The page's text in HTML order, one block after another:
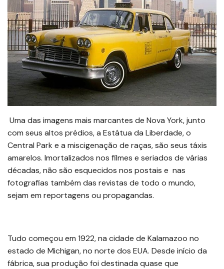
Uma das imagens mais marcantes de Nova York, junto
com seus altos prédios, a Estátua da Liberdade, o
Central Park e a miscigenação de raças, são seus táxis
amarelos. Imortalizados nos filmes e seriados de várias
décadas, não são esquecidos nos postais e nas
fotografias também das revistas de todo o mundo,
sejam em reportagens ou propagandas.
Tudo começou em 1922, na cidade de Kalamazoo no
estado de Michigan, no norte dos EUA. Desde início da
fábrica, sua produção foi destinada quase que